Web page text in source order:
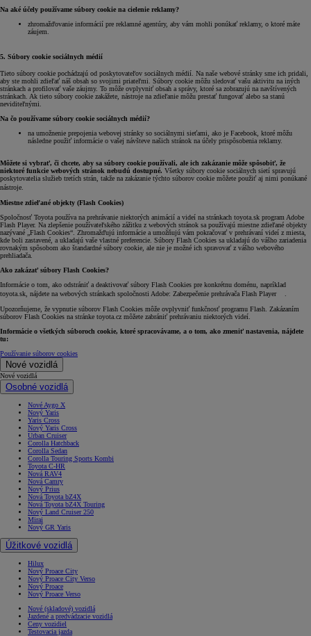
Na aké účely používame súbory cookie na cielenie reklamy?
zhromažďovanie informácií pre reklamné agentúry, aby vám mohli ponúkať reklamy, o ktoré máte
záujem.
5. Súbory cookie sociálnych médií
Tieto súbory cookie pochádzajú od poskytovateľov sociálnych médií. Na naše webové stránky sme ich pridali,
aby ste mohli zdieľať náš obsah so svojimi priateľmi. Súbory cookie môžu sledovať vašu aktivitu na iných
stránkach a profilovať vaše záujmy. To môže ovplyvniť obsah a správy, ktoré sa zobrazujú na navštívených
stránkach. Ak tieto súbory cookie zakážete, nástroje na zdieľanie môžu prestať fungovať alebo sa stanú
neviditeľnými.
Na čo používame súbory cookie sociálnych médií?
na umožnenie prepojenia webovej stránky so sociálnymi sieťami, ako je Facebook, ktoré môžu
následne použiť informácie o vašej návšteve našich stránok na účely prispôsobenia reklamy.
Môžete si vybrať, či chcete, aby sa súbory cookie používali, ale ich zakázanie môže spôsobiť, že
niektoré funkcie webových stránok nebudú dostupné. Všetky súbory cookie sociálnych sietí spravujú
poskytovatelia služieb tretích strán, takže na zakázanie týchto súborov cookie môžete použiť aj nimi ponúkané
nástroje.
Miestne zdieľané objekty (Flash Cookies)
Spoločnosť Toyota používa na prehrávanie niektorých animácií a videí na stránkach toyota.sk program Adobe
Flash Player. Na zlepšenie používateľského zážitku z webových stránok sa používajú miestne zdieľané objekty
nazývané „Flash Cookies“. Zhromažďujú informácie a umožňujú vám pokračovať v prehrávaní videí z miesta,
kde boli zastavené, a ukladajú vaše vlastné preferencie. Súbory Flash Cookies sa ukladajú do vášho zariadenia
rovnakým spôsobom ako štandardné súbory cookie, ale nie je možné ich spravovať z vášho webového
prehliadača.
Ako zakázať súbory Flash Cookies?
Informácie o tom, ako odstrániť a deaktivovať súbory Flash Cookies pre konkrétnu doménu, napríklad
toyota.sk, nájdete na webových stránkach spoločnosti Adobe: Zabezpečenie prehrávača Flash Player .
Upozorňujeme, že vypnutie súborov Flash Cookies môže ovplyvniť funkčnosť programu Flash. Zakázaním
súborov Flash Cookies na stránke toyota.cz môžete zabrániť prehrávaniu niektorých videí.
Informácie o všetkých súboroch cookie, ktoré spracovávame, a o tom, ako zmeniť nastavenia, nájdete
tu:
Používanie súborov cookies
Nové vozidlá
Nové vozidlá
Osobné vozidlá
Nové Aygo X
Nový Yaris
Yaris Cross
Nový Yaris Cross
Urban Cruiser
Corolla Hatchback
Corolla Sedan
Corolla Touring Sports Kombi
Toyota C-HR
Nová RAV4
Nová Camry
Nový Prius
Nová Toyota bZ4X
Nová Toyota bZ4X Touring
Nový Land Cruiser 250
Mirai
Nový GR Yaris
Úžitkové vozidlá
Hilux
Nový Proace City
Nový Proace City Verso
Nový Proace
Nový Proace Verso
Nové (skladové) vozidlá
Jazdené a predvádzacie vozidlá
Ceny vozidiel
Testovacia jazda